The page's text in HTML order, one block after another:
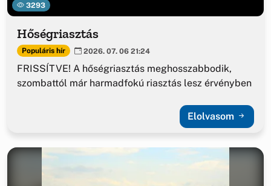
3293
Hőségriasztás
Populáris hír 2026. 07. 06 21:24
FRISSÍTVE! A hőségriasztás meghosszabbodik,
szombattól már harmadfokú riasztás lesz érvényben
Elolvasom